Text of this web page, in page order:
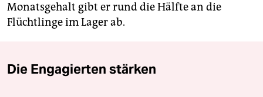
Monatsgehalt gibt er rund die Hälfte an die
Flüchtlinge im Lager ab.
Die Engagierten stärken